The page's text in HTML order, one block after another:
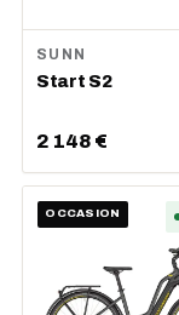
SUNN
Start S2
2 148 €
OCCASION